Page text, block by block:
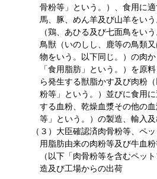
骨粉等」という。）、食用に適
馬、豚、めん羊及び山羊をい
（鶏、あひる及び七面鳥をい
鳥獣（いのしし、鹿等の鳥類
物をいう。以下同じ。）の肉
「食用脂肪」という。）を原
ら発生する獣脂かす及び肉粉
粉等」という。）並びに食用
する血粉、乾燥血漿その他の
等」という。）の製造、輸入
（３）大臣確認済肉骨粉等、ペ
用脂肪由来の肉粉等及び牛血
（以下「肉骨粉等を含むペッ
造及び工場からの出荷